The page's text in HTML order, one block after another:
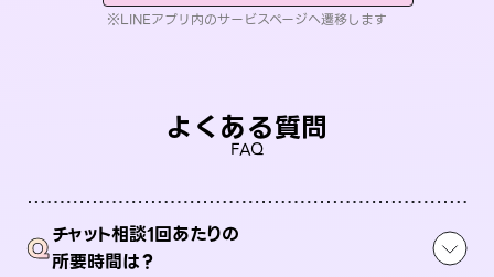
※LINEアプリ内のサービスページへ遷移します
よくある質問
FAQ
Qチャット相談1回あたりの
所要時間は？